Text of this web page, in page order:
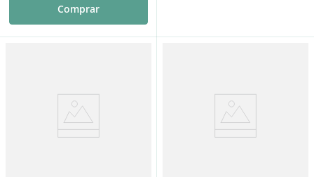
Comprar